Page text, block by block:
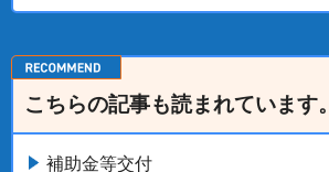
こちらの記事も読まれています。
補助金等交付